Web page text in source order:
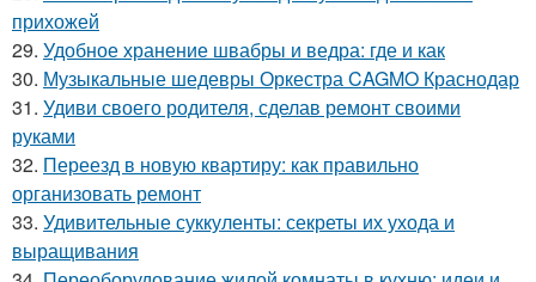
прихожей
29. Удобное хранение швабры и ведра: где и как
30. Музыкальные шедевры Оркестра CAGMO Краснодар
31. Удиви своего родителя, сделав ремонт своими
руками
32. Переезд в новую квартиру: как правильно
организовать ремонт
33. Удивительные суккуленты: секреты их ухода и
выращивания